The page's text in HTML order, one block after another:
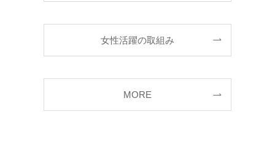
女性活躍の取組み
MORE